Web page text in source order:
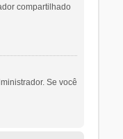
compartilhado
Se você